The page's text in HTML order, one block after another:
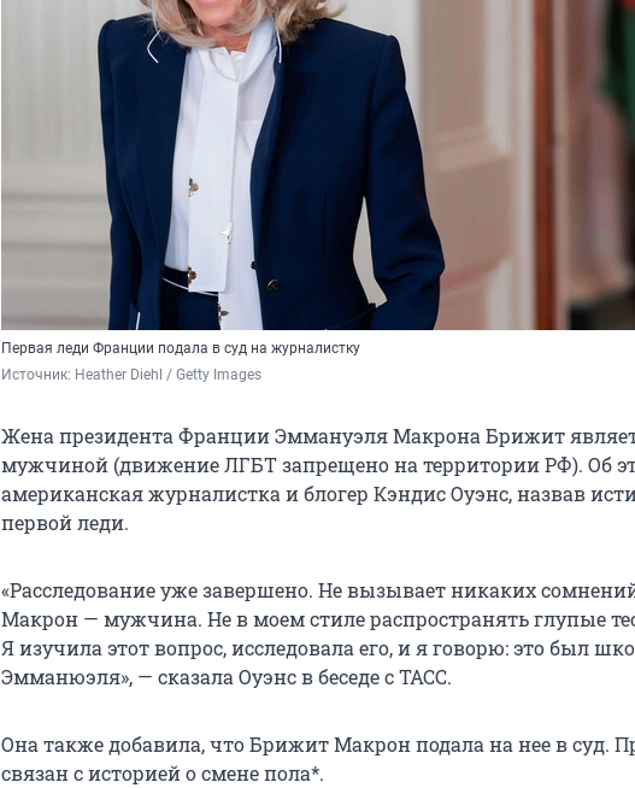
Первая леди Франции подала в суд на журналистку
Источник: Heather Diehl / Getty Images
Жена президента Франции Эммануэля Макрона Брижит
мужчиной (движение ЛГБТ запрещено на территории РФ). Об
американская журналистка и блогер Кэндис Оуэнс, назвав
первой леди.
«Расследование уже завершено. Не вызывает никаких
Макрон — мужчина. Не в моем стиле распространять глупые
Я изучила этот вопрос, исследовала его, и я говорю: это был
Эмманюэля», — сказала Оуэнс в беседе с ТАСС.
Она также добавила, что Брижит Макрон подала на нее в суд.
связан с историей о смене пола*.